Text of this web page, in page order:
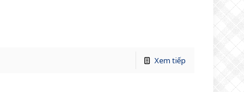
Xem tiếp